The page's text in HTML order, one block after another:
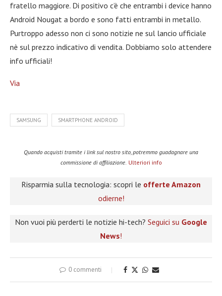
fratello maggiore. Di positivo c’è che entrambi i device hanno
Android Nougat a bordo e sono fatti entrambi in metallo.
Purtroppo adesso non ci sono notizie ne sul lancio ufficiale
nè sul prezzo indicativo di vendita. Dobbiamo solo attendere
info ufficiali!
Via
SAMSUNG SMARTPHONE ANDROID
Quando acquisti tramite i link sul nostro sito, potremmo guadagnare una
commissione di affiliazione. Ulteriori info
Risparmia sulla tecnologia: scopri le offerte Amazon
odierne!
Non vuoi più perderti le notizie hi-tech? Seguici su Google
News!
0 commenti